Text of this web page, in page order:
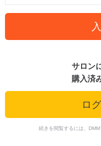
サロン
購入済
ロ
続きを閲覧するには、